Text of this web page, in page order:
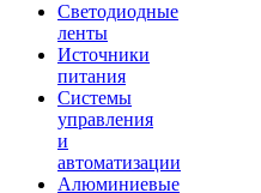
Светодиодные
ленты
Источники
питания
Системы
управления
и
автоматизации
Алюминиевые